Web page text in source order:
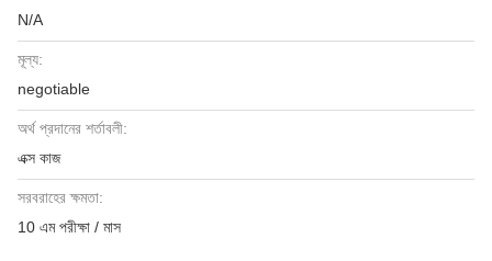
N/A
মূল্য:
negotiable
অর্থ প্রদানের শর্তাবলী:
এক্স কাজ
সরবরাহের ক্ষমতা:
10 এম পরীক্ষা / মাস